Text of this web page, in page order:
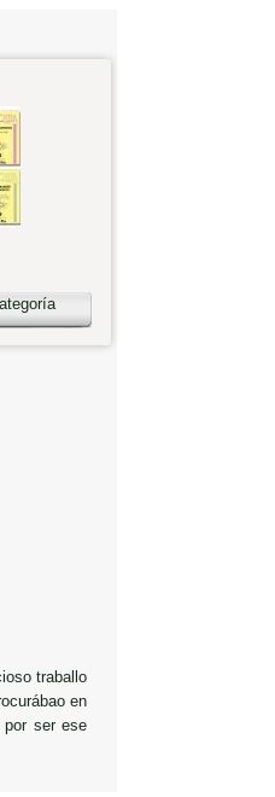
traballo
en
por ser ese